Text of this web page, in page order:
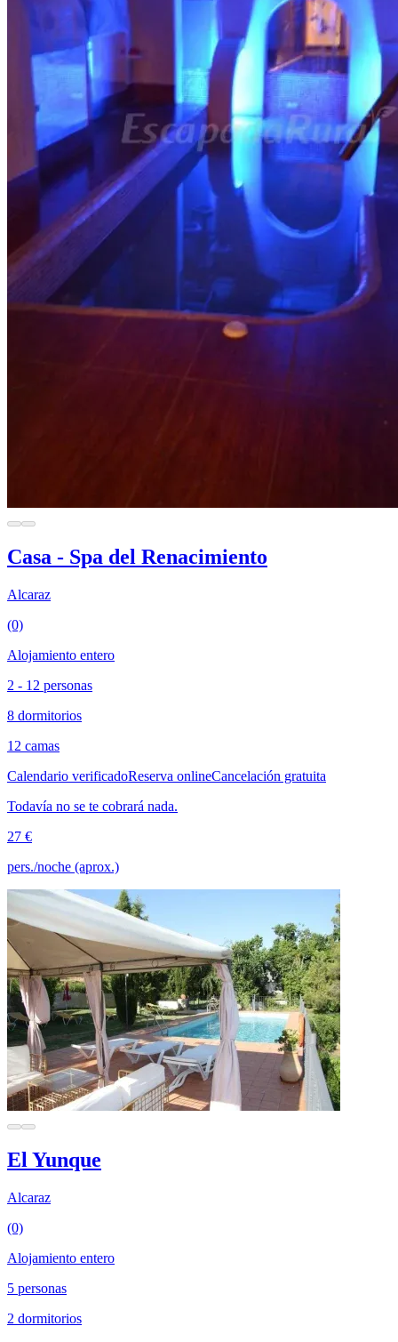
Casa - Spa del Renacimiento
Alcaraz
(0)
Alojamiento entero
2 - 12 personas
8 dormitorios
12 camas
Calendario verificadoReserva onlineCancelación gratuita
Todavía no se te cobrará nada.
27 €
pers./noche (aprox.)
El Yunque
Alcaraz
(0)
Alojamiento entero
5 personas
2 dormitorios